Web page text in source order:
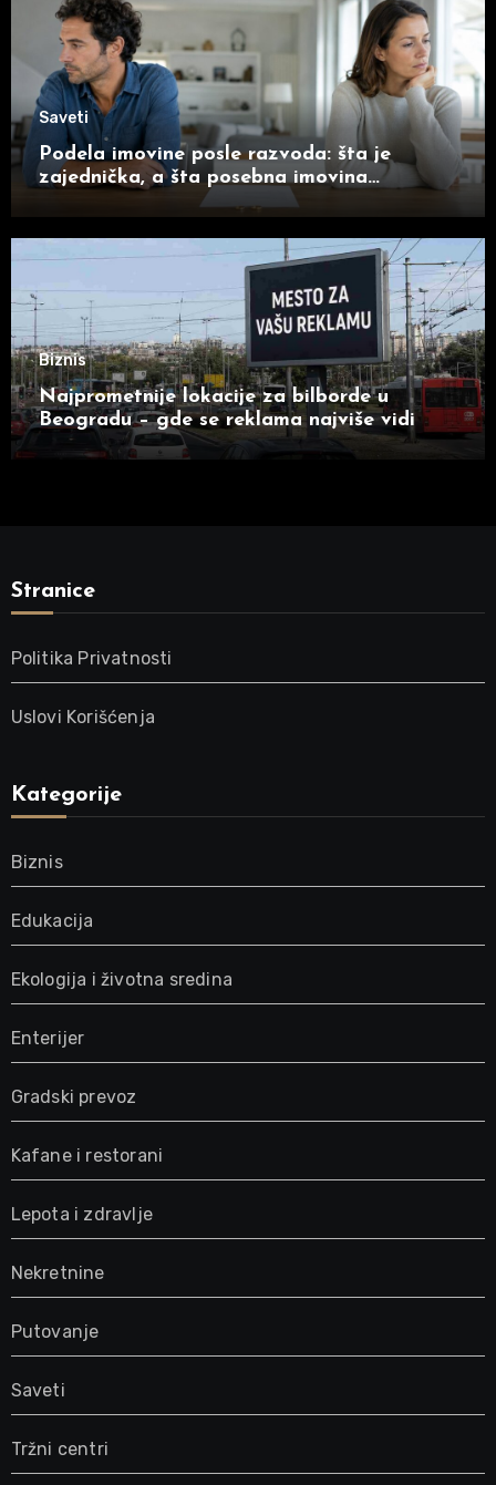
Saveti
Podela imovine posle razvoda: šta je
zajednička, a šta posebna imovina
Biznis
Najprometnije lokacije za bilborde u
Beogradu – gde se reklama najviše vidi
Stranice
Politika Privatnosti
Uslovi Korišćenja
Kategorije
Biznis
Edukacija
Ekologija i životna sredina
Enterijer
Gradski prevoz
Kafane i restorani
Lepota i zdravlje
Nekretnine
Putovanje
Saveti
Tržni centri